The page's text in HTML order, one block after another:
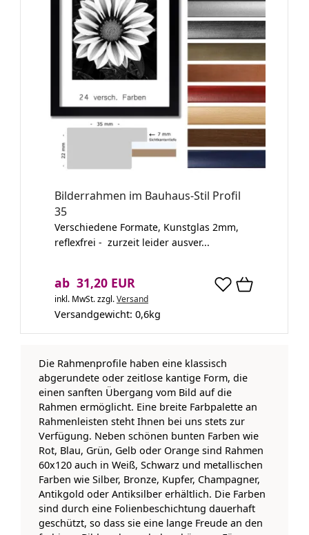
Bilderrahmen im Bauhaus-Stil Profil
35
Verschiedene Formate, Kunstglas 2mm,
reflexfrei - zurzeit leider ausver...
ab 31,20 EUR
inkl. MwSt.zzgl.Versand
Versandgewicht: 0,6kg
Die Rahmenprofile haben eine klassisch
abgerundete oder zeitlose kantige Form, die
einen sanften Übergang vom Bild auf die
Rahmen ermöglicht. Eine breite Farbpalette an
Rahmenleisten steht Ihnen bei uns stets zur
Verfügung. Neben schönen bunten Farben wie
Rot, Blau, Grün, Gelb oder Orange sind Rahmen
60x120 auch in Weiß, Schwarz und metallischen
Farben wie Silber, Bronze, Kupfer, Champagner,
Antikgold oder Antiksilber erhältlich. Die Farben
sind durch eine Folienbeschichtung dauerhaft
geschützt, so dass sie eine lange Freude an den